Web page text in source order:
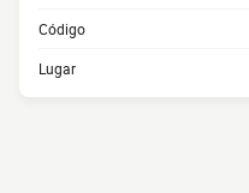
Código
Lugar